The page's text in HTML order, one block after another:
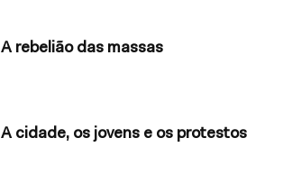
A rebelião das massas
A cidade, os jovens e os protestos